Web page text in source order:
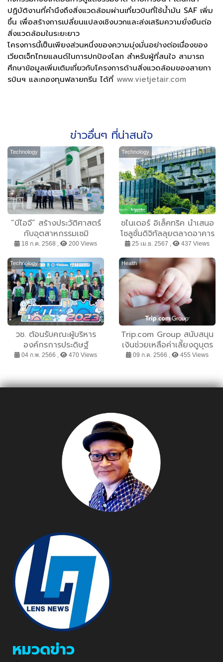
ปฏิบัติงานที่คำนึงถึงสิ่งแวดล้อมผ่านเที่ยวบินที่ใช้น้ำมัน SAF เพิ่ม
ขึ้น เพื่อสร้างการเปลี่ยนแปลงเชิงบวกและส่งเสริมความยั่งยืนต่อ
สิ่งแวดล้อมในระยะยาว
โครงการนี้เป็นเพียงส่วนหนึ่งของความมุ่งมั่นอย่างต่อเนื่องของ
เวียตเจ็ทไทยแลนด์ในการปกป้องโลก สำหรับผู้ที่สนใจ สามารถ
ศึกษาข้อมูลเพิ่มเติมเกี่ยวกับโครงการด้านสิ่งแวดล้อมของสายกา
รบินฯ และกองทุนฟลายกรีน ได้ที่ www.vietjetair.com
ข่าวอื่นๆ ที่น่าสนใจ
Technology
“บีไอจี” สร้างประวัติศาสตร์
กับอุตสาหกรรมเซมิ
คอนดักเตอร์ ส่ง “ไนโตรเจน
คาร์บอนต่ำ” ให้ “อนาล็อก ดี
ไวเซส” หนุนเป้าหมาย Net
Zero
18 ก.ค. 2568 , 200 Views
Technology
ชไนเดอร์ อิเล็คทริค นำเสนอ
โซลูชั่นดิจิทัลลุยตลาดอาคาร
อัจฉริยะเพื่อความยั่งยืน
25 เม.ย. 2567 , 437 Views
Technology
วช. ต้อนรับคณะผู้บริหาร
องค์กรการประดิษฐ์
นานาชาติ ที่นำผลงานสิ่ง
Bangkok International
Technology Exposition
:2023 IPITEx ในระหว่าง
งาน“วันนักประดิษฐ์” ประจำปี
2566
04 ก.พ. 2566 , 470 Views
Health
Trip.com Group สนับสนุน
เงินช่วยเหลือค่าเลี้ยงดูบุตร
สำหรับพนักงานใน
(ประมาณ 5 พันล้านบาท)
09 ก.ค. 2566 , 455 Views
หมวดข่าว